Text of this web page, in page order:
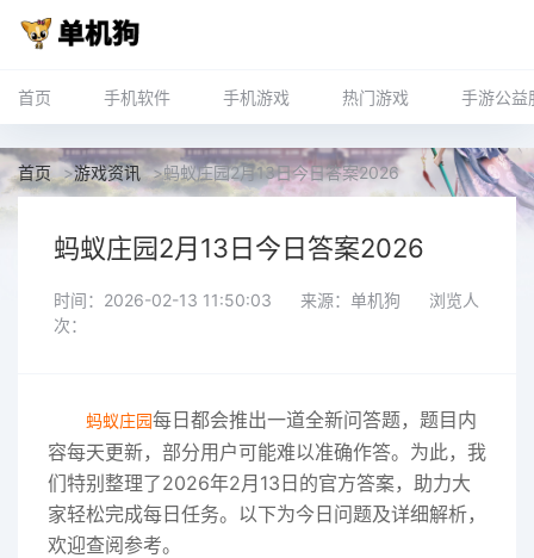
首页 手机软件 手机游戏 热门游戏 手游公益
首页 >游戏资讯 >蚂蚁庄园2月13日今日答案2026
蚂蚁庄园2月13日今日答案2026
时间：2026-02-13 11:50:03 来源：单机狗
浏览人
次：
蚂蚁庄园每日都会推出一道全新问答题，题目内
容每天更新，部分用户可能难以准确作答。为此，我
们特别整理了2026年2月13日的官方答案，助力大
家轻松完成每日任务。以下为今日问题及详细解析，
欢迎查阅参考。